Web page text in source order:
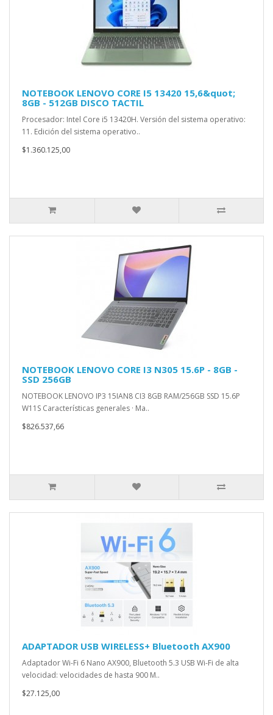
NOTEBOOK LENOVO CORE I5 13420 15,6&quot;
8GB - 512GB DISCO TACTIL
Procesador: Intel Core i5 13420H. Versión del sistema operativo:
11. Edición del sistema operativo..
$1.360.125,00
NOTEBOOK LENOVO CORE I3 N305 15.6P - 8GB -
SSD 256GB
NOTEBOOK LENOVO IP3 15IAN8 CI3 8GB RAM/256GB SSD 15.6P
W11S Características generales · Ma..
$826.537,66
ADAPTADOR USB WIRELESS+ Bluetooth AX900
Adaptador Wi-Fi 6 Nano AX900, Bluetooth 5.3 USB Wi-Fi de alta
velocidad: velocidades de hasta 900 M..
$27.125,00